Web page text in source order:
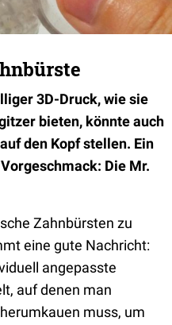
3D-Druck, wie sie
bieten, könnte auch
den Kopf stellen. Ein
Die Mr.
Zahnbürsten zu
eine gute Nachricht:
angepasste
auf denen man
muss, um